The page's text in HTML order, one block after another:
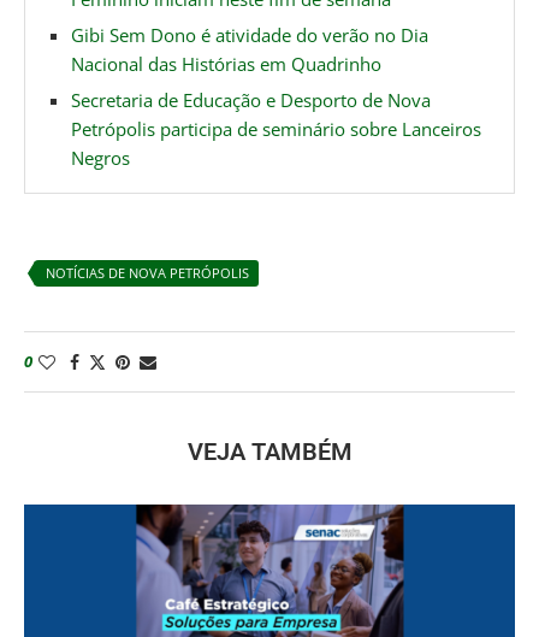
Gibi Sem Dono é atividade do verão no Dia
Nacional das Histórias em Quadrinho
Secretaria de Educação e Desporto de Nova
Petrópolis participa de seminário sobre Lanceiros
Negros
NOTÍCIAS DE NOVA PETRÓPOLIS
0
VEJA TAMBÉM